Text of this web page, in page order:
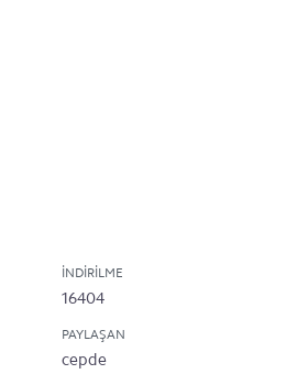
İNDIRILME
16404
PAYLAŞAN
cepde